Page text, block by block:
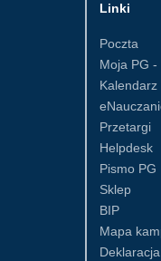
Linki
Poczta
Moja PG
Przetargi
Helpdesk
Pismo PG
Sklep
BIP
Mapa